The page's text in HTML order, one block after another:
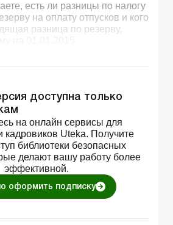
есть ли разницы по налогу
на оплату отпусков и кого
разница по резерву,
доступна только
на онлайн сервисы для
кадровиков Uteka. Получите
библиотеки безопасных
делают вашу работу более
эффективной.
оформить подписку